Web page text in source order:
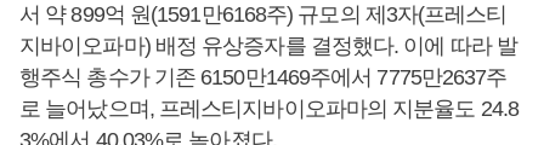
서 약 899억 원(1591만6168주) 규모의 제3자(프레스티
지바이오파마) 배정 유상증자를 결정했다. 이에 따라 발
행주식 총수가 기존 6150만1469주에서 7775만2637주
로 늘어났으며, 프레스티지바이오파마의 지분율도 24.8
3%에서 40.03%로 높아졌다.